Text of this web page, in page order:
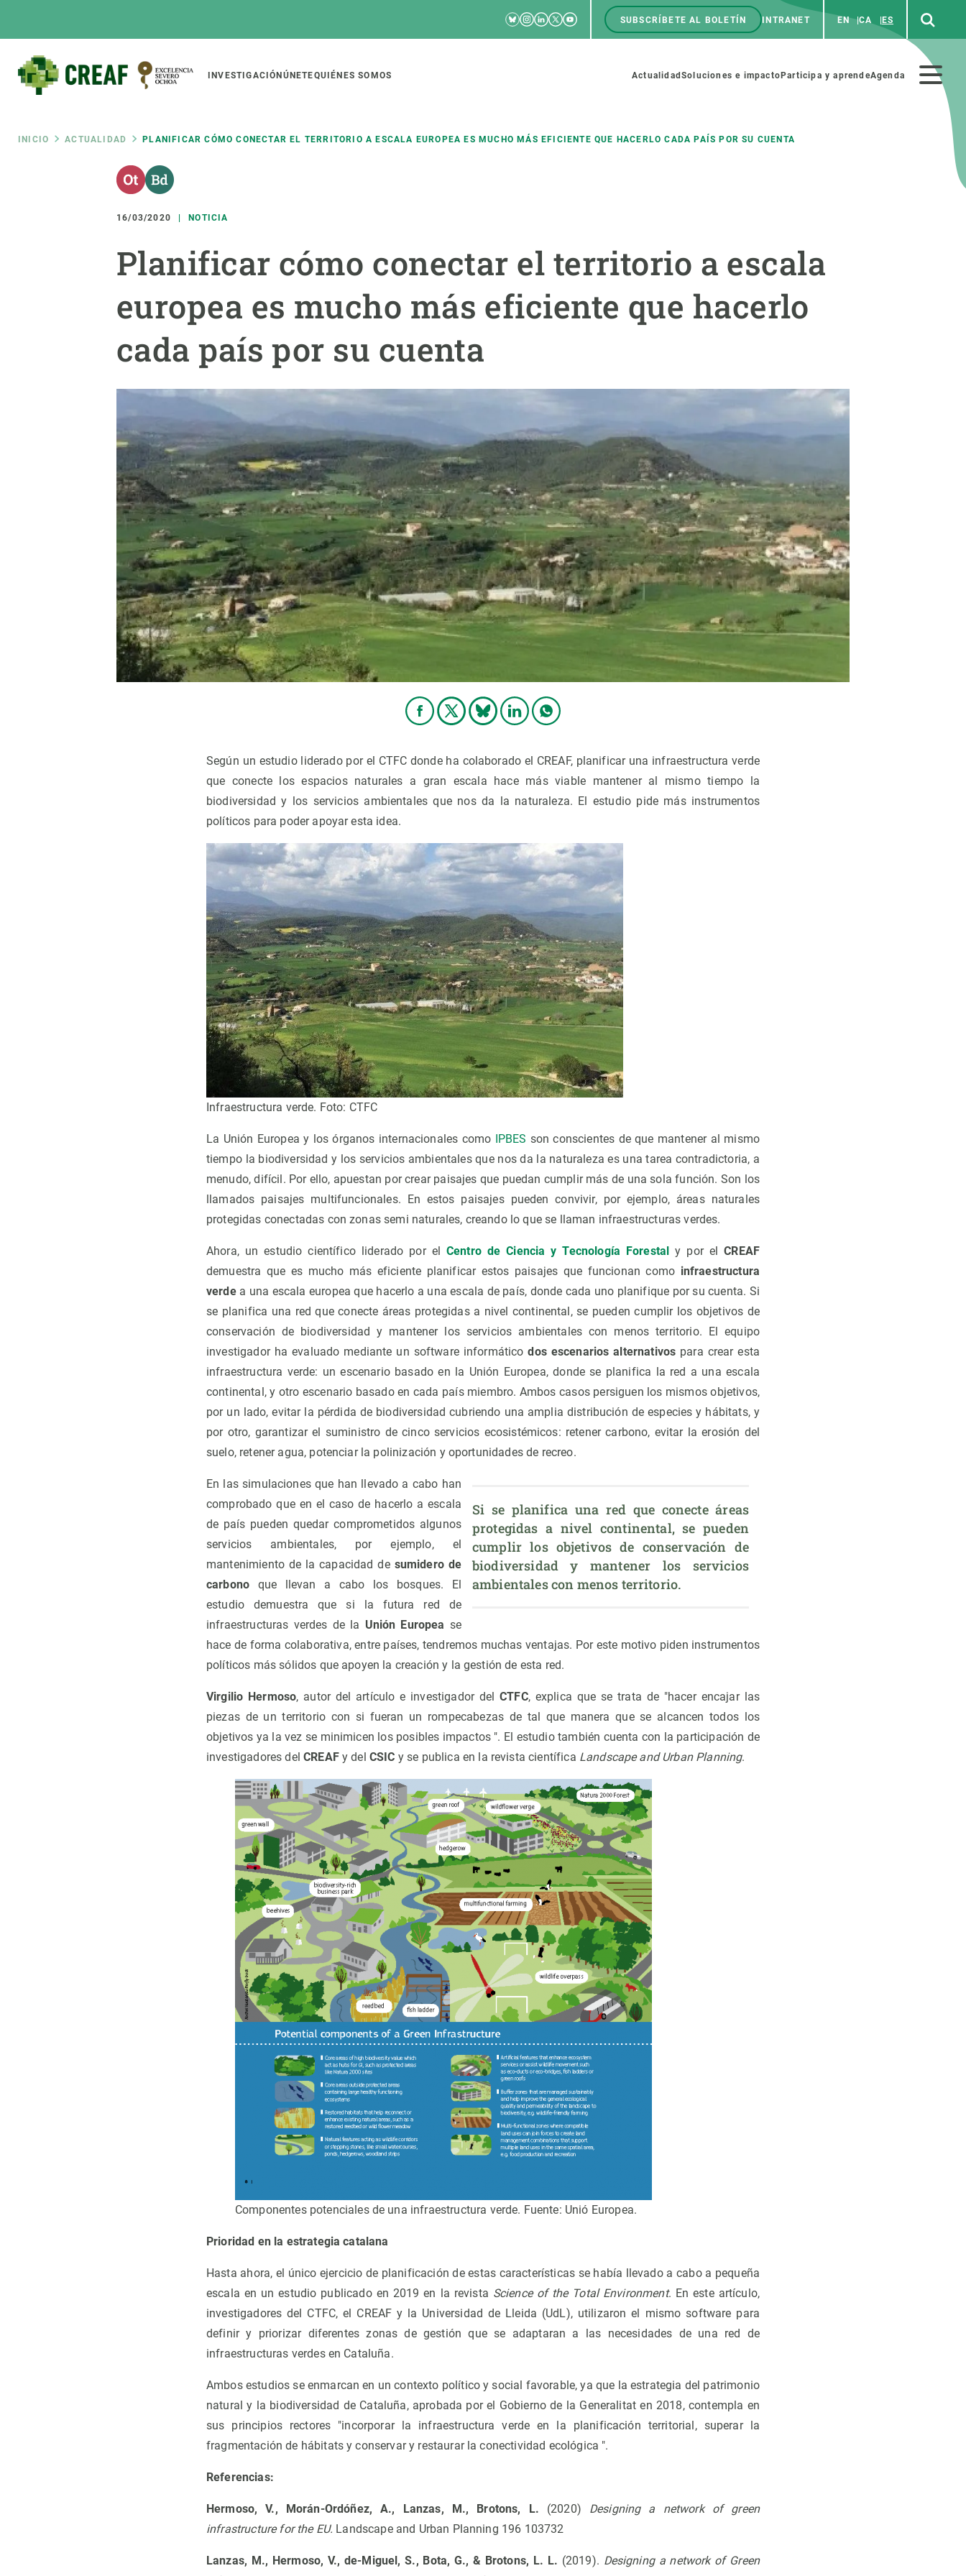
RRSS
Bluesky
Instagram
Linkedin
TwitterYoutube
Menú
top
SUBSCRÍBETE AL BOLETÍN INTRANET EN CA ES
Main
navigation
INVESTIGACIÓN ÚNETEQUIÉNES SOMOS
Menú
secundario
Actualidad Soluciones e impacto Participa y aprendeAgenda
Ruta
navegación
INICIO ACTUALIDAD PLANIFICAR CÓMO CONECTAR EL TERRITORIO A ESCALA EUROPEA ES MUCHO MÁS EFICIENTE QUE HACERLO CADA PAÍS POR SU CUENTA
16/03/2020 NOTICIA
Planificar cómo conectar el territorio a escala
europea es mucho más eficiente que hacerlo
cada país por su cuenta
Según un estudio liderado por el CTFC donde ha colaborado el CREAF, planificar una infraestructura verde
que conecte los espacios naturales a gran escala hace más viable mantener al mismo tiempo la
biodiversidad y los servicios ambientales que nos da la naturaleza. El estudio pide más instrumentos
políticos para poder apoyar esta idea.
Infraestructura verde. Foto: CTFC
La Unión Europea y los órganos internacionales como IPBES son conscientes de que mantener al mismo
tiempo la biodiversidad y los servicios ambientales que nos da la naturaleza es una tarea contradictoria, a
menudo, difícil. Por ello, apuestan por crear paisajes que puedan cumplir más de una sola función. Son los
llamados paisajes multifuncionales. En estos paisajes pueden convivir, por ejemplo, áreas naturales
protegidas conectadas con zonas semi naturales, creando lo que se llaman infraestructuras verdes.
Ahora, un estudio científico liderado por el Centro de Ciencia y Tecnología Forestal y por elCREAF
demuestra que es mucho más eficiente planificar estos paisajes que funcionan como infraestructura
verdea una escala europea que hacerlo a una escala de país, donde cada uno planifique por su cuenta. Si
se planifica una red que conecte áreas protegidas a nivel continental, se pueden cumplir los objetivos de
conservación de biodiversidad y mantener los servicios ambientales con menos territorio. El equipo
investigador ha evaluado mediante un software informáticodos escenarios alternativos para crear esta
infraestructura verde: un escenario basado en la Unión Europea, donde se planifica la red a una escala
continental, y otro escenario basado en cada país miembro. Ambos casos persiguen los mismos objetivos,
por un lado, evitar la pérdida de biodiversidad cubriendo una amplia distribución de especies y hábitats, y
por otro, garantizar el suministro de cinco servicios ecosistémicos: retener carbono, evitar la erosión del
suelo, retener agua, potenciar la polinización y oportunidades de recreo.
Si se planifica una red que conecte áreas
protegidas a nivel continental, se pueden
cumplir los objetivos de conservación de
biodiversidad y mantener los servicios
ambientales con menos territorio.
En las simulaciones que han llevado a cabo han
comprobado que en el caso de hacerlo a escala
de país pueden quedar comprometidos algunos
servicios ambientales, por ejemplo, el
mantenimiento de la capacidad de sumidero de
carbono que llevan a cabo los bosques. El
estudio demuestra que si la futura red de
infraestructuras verdes de la Unión Europea se
hace de forma colaborativa, entre países, tendremos muchas ventajas. Por este motivo piden instrumentos
políticos más sólidos que apoyen la creación y la gestión de esta red.
Virgilio Hermoso, autor del artículo e investigador delCTFC, explica que se trata de "hacer encajar las
piezas de un territorio con si fueran un rompecabezas de tal que manera que se alcancen todos los
objetivos ya la vez se minimicen los posibles impactos ". El estudio también cuenta con la participación de
investigadores delCREAFy del CSIC y se publica en la revista científica Landscape and Urban Planning.
Componentes potenciales de una infraestructura verde. Fuente: Unió Europea.
Prioridad en la estrategia catalana
Hasta ahora, el único ejercicio de planificación de estas características se había llevado a cabo a pequeña
escala en un estudio publicado en 2019 en la revista Science of the Total Environment. En este artículo,
investigadores del CTFC, el CREAF y la Universidad de Lleida (UdL), utilizaron el mismo software para
definir y priorizar diferentes zonas de gestión que se adaptaran a las necesidades de una red de
infraestructuras verdes en Cataluña.
Ambos estudios se enmarcan en un contexto político y social favorable, ya que la estrategia del patrimonio
natural y la biodiversidad de Cataluña, aprobada por el Gobierno de la Generalitat en 2018, contempla en
sus principios rectores "incorporar la infraestructura verde en la planificación territorial, superar la
fragmentación de hábitats y conservar y restaurar la conectividad ecológica ".
Referencias:
Hermoso, V., Morán-Ordóñez, A., Lanzas, M., Brotons, L. (2020) Designing a network of green
infrastructure for the EU. Landscape and Urban Planning 196 103732
Lanzas, M., Hermoso, V., de-Miguel, S., Bota, G., & Brotons, L. L. (2019). Designing a network of Green
Featured
responsive
Responsive
menu
SOBRE NOSOTROS
Organización institucional
Equidad, Diversidad e Inclusión (EDI)
Ciencia abierta y gestión del conocimiento
Documentación
Biodiversidad
Funcionamento de ecosistemas
Temas transversales
Synthesis Actions
Soluciones
Política y gestión
Estrategia de Recursos Humanos
Pide tu MSCA-PF
Pide tu beca ERC
Seminarios y actividades internas
Te ofrecemos formación
Haz ciencia con nosotros
COLABORA
NOTICIAS Y AGENDA
Eventos anteriores
Cambio global
Funcionamiento de los ecosistemas
Observación de la Tierra